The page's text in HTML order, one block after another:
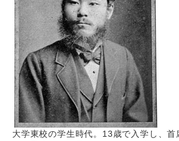
大学東校の学生時代。13歳で入学し、首